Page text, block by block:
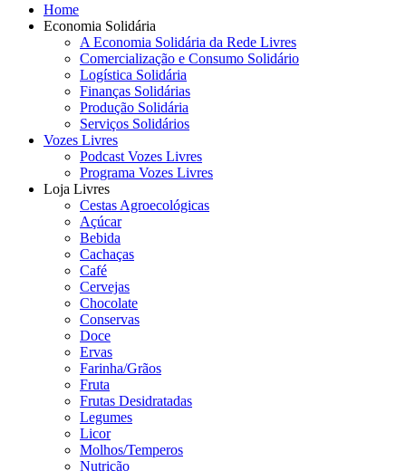
Home
Economia Solidária
A Economia Solidária da Rede Livres
Comercialização e Consumo Solidário
Logística Solidária
Finanças Solidárias
Produção Solidária
Serviços Solidários
Vozes Livres
Podcast Vozes Livres
Programa Vozes Livres
Loja Livres
Cestas Agroecológicas
Açúcar
Bebida
Cachaças
Café
Cervejas
Chocolate
Conservas
Doce
Ervas
Farinha/Grãos
Fruta
Frutas Desidratadas
Legumes
Licor
Molhos/Temperos
Nutrição